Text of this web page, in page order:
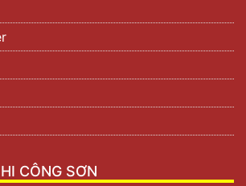
CÔNG SƠN